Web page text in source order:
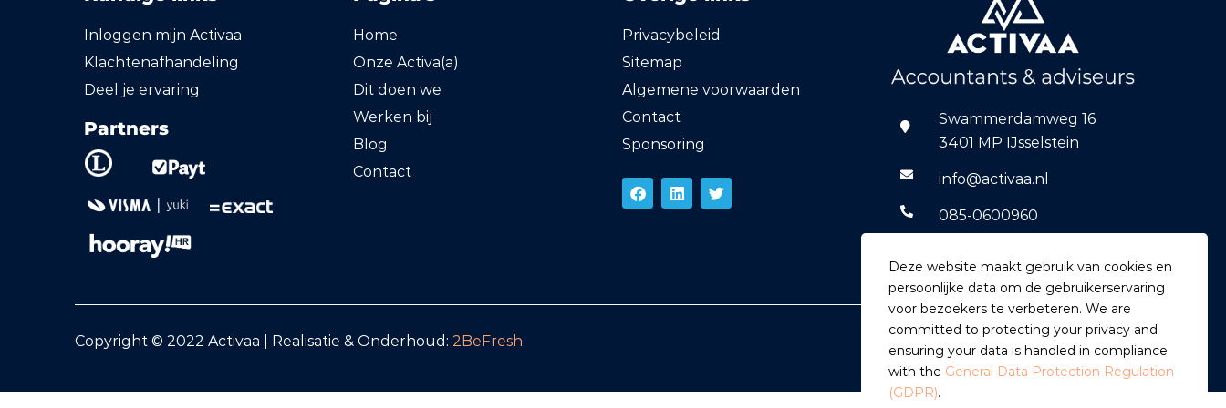
Inloggen mijn Activaa
Klachtenafhandeling
Deel je ervaring
Partners
Home
Onze Activa(a)
Dit doen we
Werken bij
Blog
Contact
Privacybeleid
Sitemap
Algemene voorwaarden
Contact
Sponsoring
Swammerdamweg 16
3401 MP IJsselstein
info@activaa.nl
085-0600960
Copyright © 2022 Activaa | Realisatie & Onderhoud: 2BeFresh
Deze website maakt gebruik van cookies en
persoonlijke data om de gebruikerservaring
voor bezoekers te verbeteren. We are
committed to protecting your privacy and
ensuring your data is handled in compliance
with the General Data Protection Regulation
(GDPR).